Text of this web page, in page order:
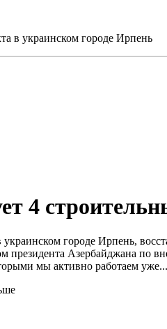
в украинском городе Ирпень
4
городе Ирпень,
Азербайджана по
мы активно работаем уже...